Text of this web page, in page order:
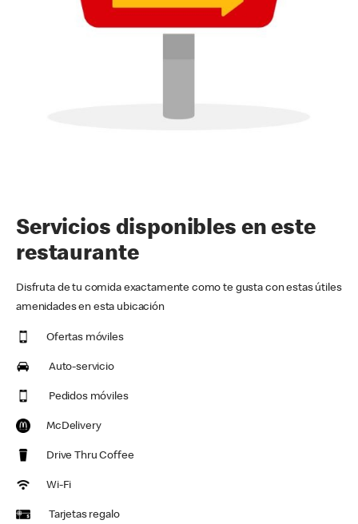
Servicios disponibles en este
restaurante
Disfruta de tu comida exactamente como te gusta con estas útiles
amenidades en esta ubicación
Ofertas móviles
Auto-servicio
Pedidos móviles
McDelivery
Drive Thru Coffee
Wi-Fi
Tarjetas regalo